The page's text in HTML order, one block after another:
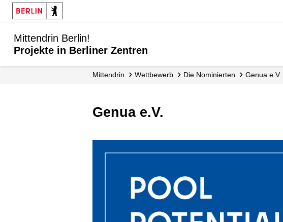
Mittendrin Berlin!
Projekte in Berliner Zentren
Mittendrin Wettbewerb Die Nominierten Genua e.V.
Genua e.V.